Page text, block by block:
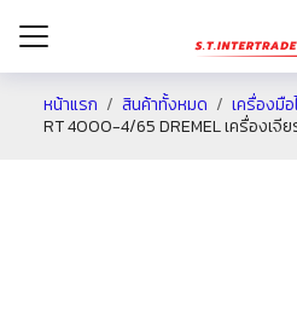
หน้าแรก สินค้าทั้งหมด เครื่องมื
RT 4000-4/65 DREMEL เครื่องเจี